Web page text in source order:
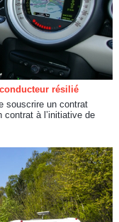
résilié
souscrire un contrat
contrat à l’initiative de